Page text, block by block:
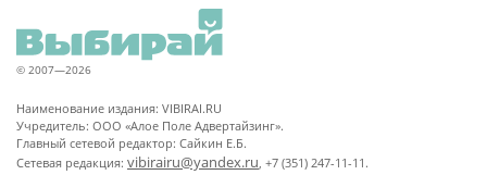
© 2007—2026
Наименование издания: VIBIRAI.RU
Учредитель: ООО «Алое Поле Адвертайзинг».
Главный сетевой редактор: Сайкин Е.Б.
Сетевая редакция: vibirairu@yandex.ru, +7 (351) 247-11-11.